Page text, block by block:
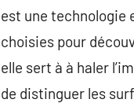
est une technologie
choisies pour
elle sert à à haler
de distinguer les